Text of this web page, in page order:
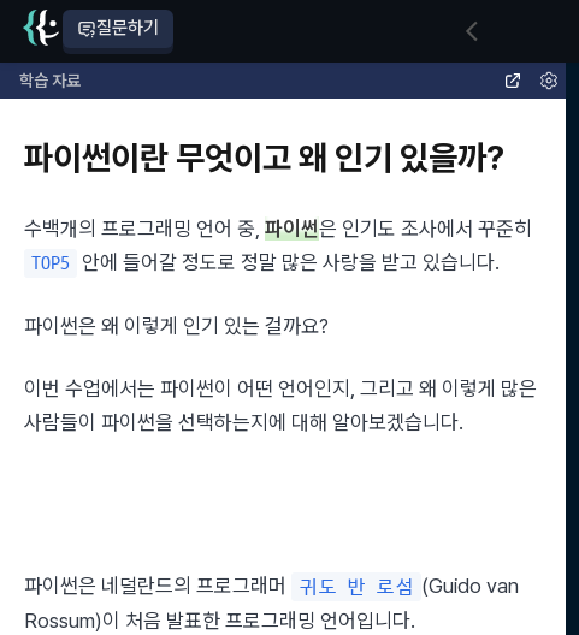
질문하기
학습 자료
파이썬이란 무엇이고 왜 인기 있을까?
수백개의 프로그래밍 언어 중, 파이썬
TOP5 안에 들어갈 정도로 정말 많은 사랑을 받고 있습니다.
파이썬은 왜 이렇게 인기 있는 걸까요?
이번 수업에서는 파이썬이 어떤 언어인지, 그리고 왜 이렇게 많은
사람들이 파이썬을 선택하는지에 대해 알아보겠습니다.
파이썬은 네덜란드의 프로그래머 귀도 반 로섬 (Guido van
Rossum)이 처음 발표한 프로그래밍 언어입니다.